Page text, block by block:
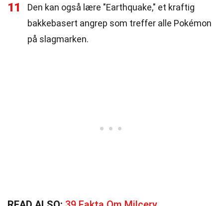
11
Den kan også lære "Earthquake," et kraftig
bakkebasert angrep som treffer alle Pokémon
på slagmarken.